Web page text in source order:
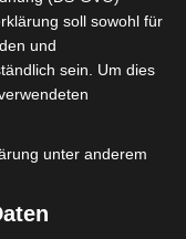
einwandfrei.
das so vor.
„Bei
für die
längstens
soll sowohl für
und
sein. Um dies
unter anderem